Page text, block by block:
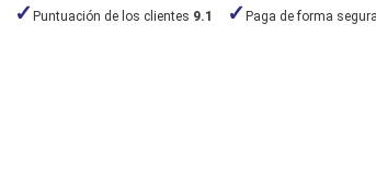
Puntuación de los clientes 9.1 Paga de forma segura